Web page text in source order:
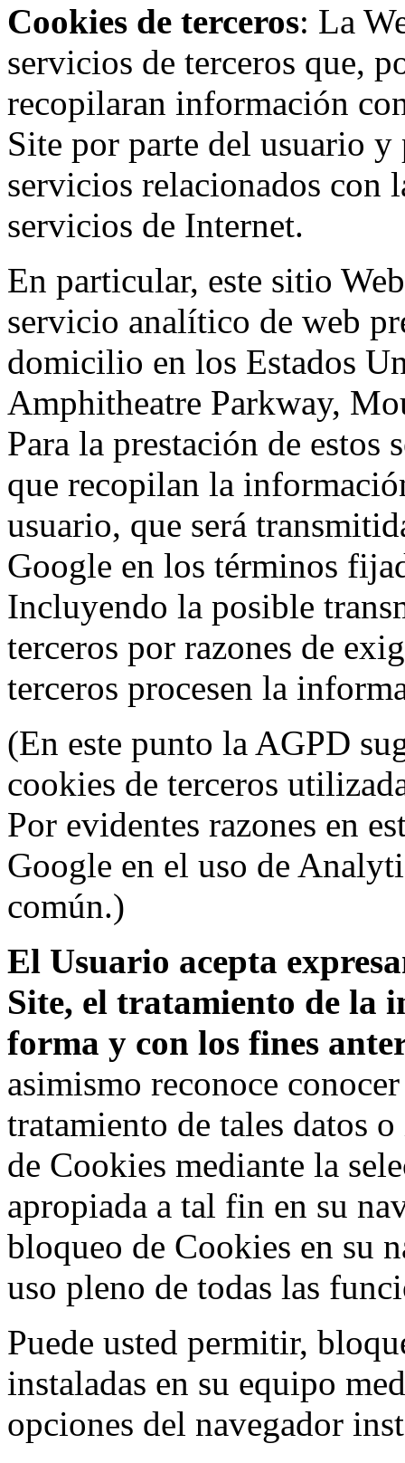
Cookies de terceros: La
servicios de terceros que,
recopilaran información
Site por parte del usuario
servicios relacionados con
servicios de Internet.
En particular, este sitio
servicio analítico de web
domicilio en los Estados
Amphitheatre Parkway,
Para la prestación de
que recopilan la
usuario, que será
Google en los términos
Incluyendo la posible
terceros por razones de
terceros procesen la
(En este punto la AGPD
cookies de terceros
Por evidentes razones en
Google en el uso de
común.)
El Usuario acepta
Site, el tratamiento de la
forma y con los fines
asimismo reconoce
tratamiento de tales datos
de Cookies mediante la
apropiada a tal fin en su
bloqueo de Cookies en su
uso pleno de todas las
Puede usted permitir,
instaladas en su equipo
opciones del navegador